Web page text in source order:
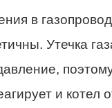
в
Утечка
и котел